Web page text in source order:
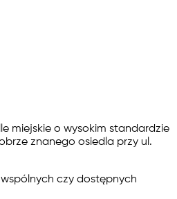
miejskie o wysokim standardzie
znanego osiedla przy ul.
czy dostępnych